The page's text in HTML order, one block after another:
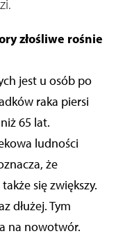
złośliwe rośnie
jest u osób po
raka piersi
65 lat.
ludności
że
się zwiększy.
dłużej. Tym
na nowotwór.